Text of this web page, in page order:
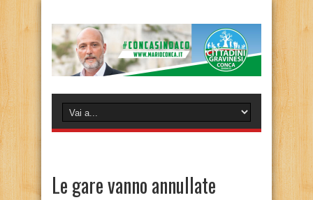
Le gare vanno annullate